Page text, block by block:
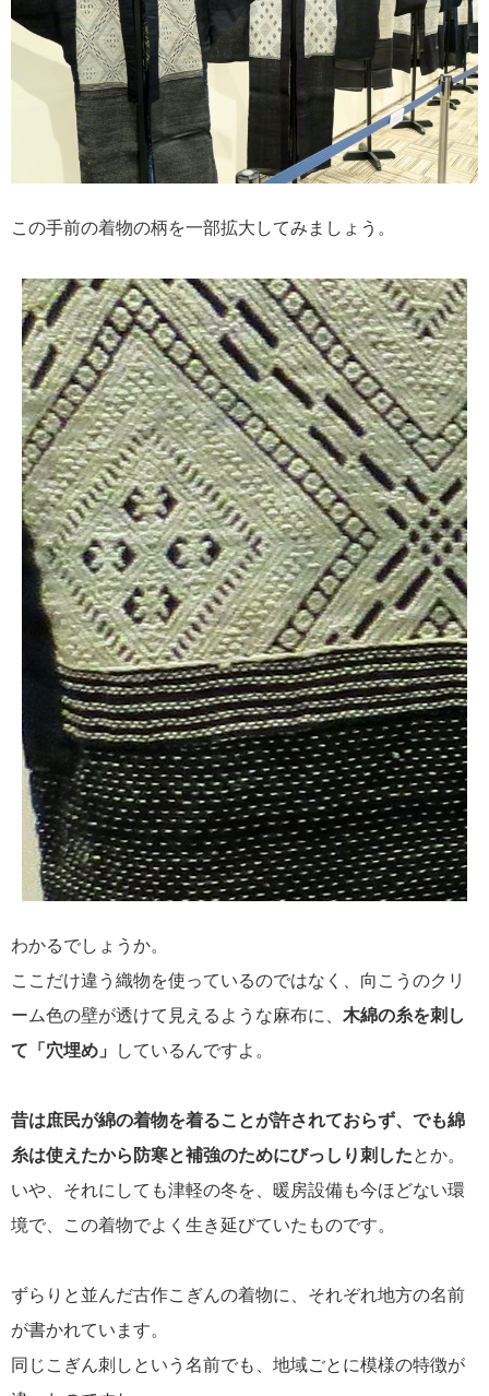
この手前の着物の柄を一部拡大してみましょう。
わかるでしょうか。
ここだけ違う織物を使っているのではなく、向こうのクリ
ーム色の壁が透けて見えるような麻布に、 木綿の糸を刺し
て「穴埋め」
しているんですよ。
昔は庶民が綿の着物を着ることが許されておらず、でも綿
糸は使えたから防寒と補強のためにびっしり刺したとか。
いや、それにしても津軽の冬を、暖房設備も今ほどない環
境で、この着物でよく生き延びていたものです。
ずらりと並んだ古作こぎんの着物に、それぞれ地方の名前
が書かれています。
同じこぎん刺しという名前でも、地域ごとに模様の特徴が